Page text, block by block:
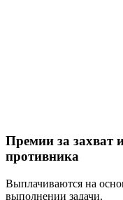
Премии за захват
противника
Выплачиваются на
выполнении задачи.